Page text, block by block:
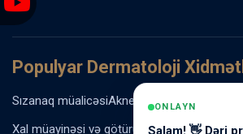
ONLAYN
Salam! 👋 Dəri
Populyar Dermatoloji
Sızanaq müalicəsiAkne vulgaris müalicəsi
Xal müayinəsi və götürülməsiZiyil və